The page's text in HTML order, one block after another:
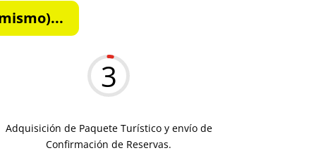
3
Adquisición de Paquete Turístico y envío de
Confirmación de Reservas.